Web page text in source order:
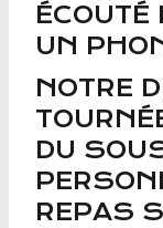
UN
NOTRE
DU
REPAS